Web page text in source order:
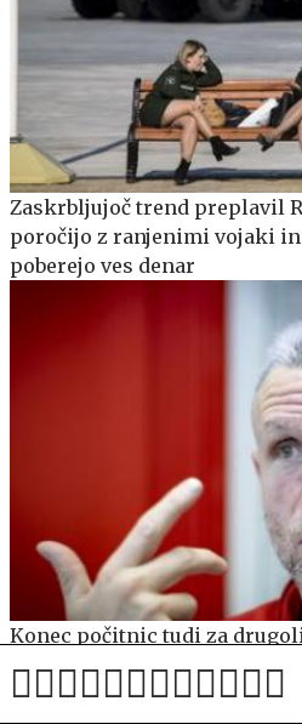
Zaskrbljujoč trend preplavil
poročijo z ranjenimi vojaki
poberejo ves denar
Konec počitnic tudi za
zares